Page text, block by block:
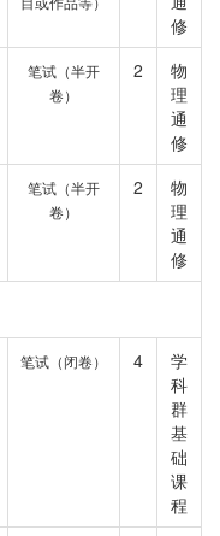
修
笔试（半开
卷）
2
物
理
通
修
笔试（半开
卷）
2
物
理
通
修
笔试（闭卷） 4
学
科
群
基
础
课
程